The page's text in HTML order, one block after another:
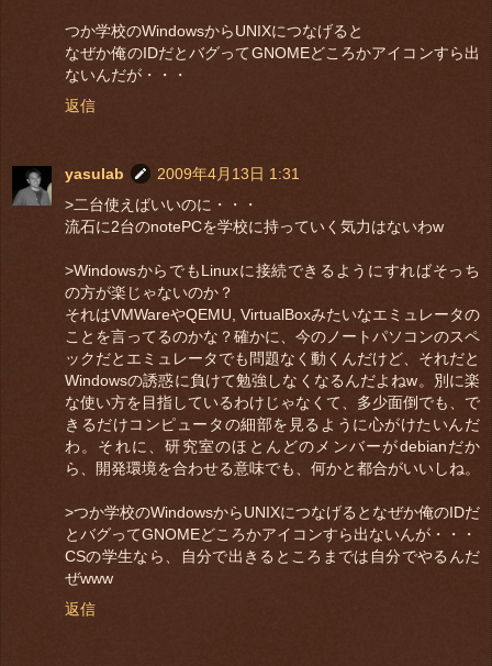
つか学校のWindowsからUNIXにつなげると
なぜか俺のIDだとバグってGNOMEどころかアイコンすら出
ないんだが・・・
返信
yasulab
2009年4月13日 1:31
>二台使えばいいのに・・・
流石に2台のnotePCを学校に持っていく気力はないわw
>WindowsからでもLinuxに接続できるようにすればそっち
の方が楽じゃないのか？
それはVMWareやQEMU, VirtualBoxみたいなエミュレータの
ことを言ってるのかな？確かに、今のノートパソコンのスペ
ックだとエミュレータでも問題なく動くんだけど、それだと
Windowsの誘惑に負けて勉強しなくなるんだよねw。別に楽
な使い方を目指しているわけじゃなくて、多少面倒でも、で
きるだけコンピュータの細部を見るように心がけたいんだ
わ。それに、研究室のほとんどのメンバーがdebianだか
ら、開発環境を合わせる意味でも、何かと都合がいいしね。
>つか学校のWindowsからUNIXにつなげるとなぜか俺のIDだ
とバグってGNOMEどころかアイコンすら出ないんが・・・
CSの学生なら、自分で出きるところまでは自分でやるんだ
ぜwww
返信